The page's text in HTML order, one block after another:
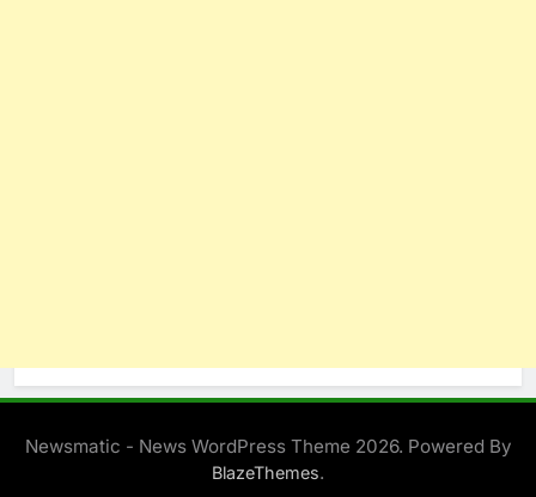
Newsmatic - News WordPress Theme 2026. Powered By
BlazeThemes.